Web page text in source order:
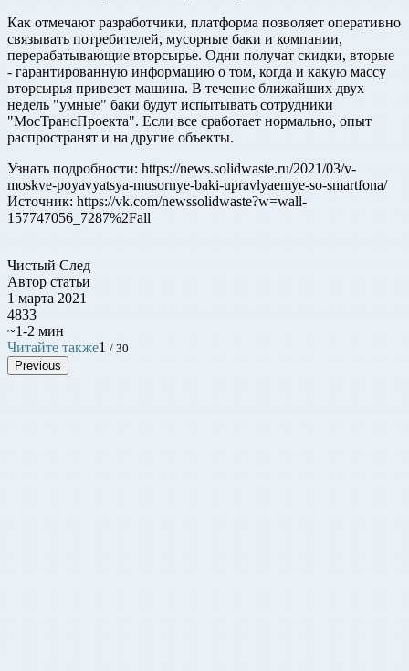
Как отмечают разработчики, платформа позволяет оперативно
связывать потребителей, мусорные баки и компании,
перерабатывающие вторсырье. Одни получат скидки, вторые
- гарантированную информацию о том, когда и какую массу
вторсырья привезет машина. В течение ближайших двух
недель "умные" баки будут испытывать сотрудники
"МосТрансПроекта". Если все сработает нормально, опыт
распространят и на другие объекты.
Узнать подробности: https://news.solidwaste.ru/2021/03/v-
moskve-poyavyatsya-musornye-baki-upravlyaemye-so-smartfona/
Источник: https://vk.com/newssolidwaste?w=wall-
157747056_7287%2Fall
Чистый След
Автор статьи
1 марта 2021
4833
~1-2 мин
Читайте также1 / 30
Previous